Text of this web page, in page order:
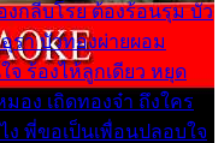
งกลีบโรย ต้องร้อนรุม บัว
า บัวทองผ่ายผอม
ร้องไห้ลูกเดียว หยุด
อง เถิดทองจ๋า ถึงใคร
ง พี่ขอเป็นเพื่อนปลอบใจ